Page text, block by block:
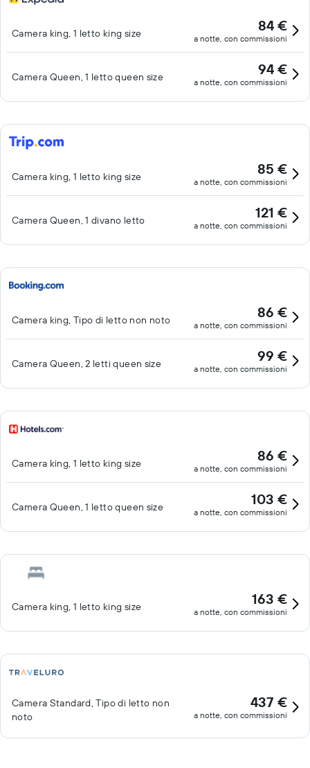
Camera king, 1 letto king size 84 €
a notte, con commissioni
Camera Queen, 1 letto queen size 94 €
a notte, con commissioni
Camera king, 1 letto king size 85 €
a notte, con commissioni
Camera Queen, 1 divano letto 121 €
a notte, con commissioni
Camera king, Tipo di letto non noto 86 €
a notte, con commissioni
Camera Queen, 2 letti queen size 99 €
a notte, con commissioni
Camera king, 1 letto king size 86 €
a notte, con commissioni
Camera Queen, 1 letto queen size 103 €
a notte, con commissioni
Camera king, 1 letto king size 163 €
a notte, con commissioni
Camera Standard, Tipo di letto non
noto
437 €
a notte, con commissioni